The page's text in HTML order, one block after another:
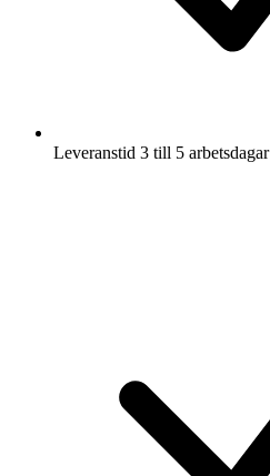
Leveranstid 3 till 5 arbetsdagar